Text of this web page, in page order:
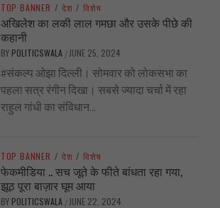
TOP BANNER / देश / विशेष
अखिलेश का लकी लाल गमछा और उसके पीछे की
कहानी
BY POLITICSWALA / JUNE 25, 2024
#संकल्प ओझा दिल्ली। सोमवार को लोकसभा का
पहला सत्र रंगीन दिखा। सबसे ज्यादा चर्चा में रहा
राहुल गांधी का संविधान...
TOP BANNER / देश / विशेष
फेकमीडिया .. सच जूते के फीते बांधता रहा गया,
झूठ पूरा बाज़ार घूम आया
BY POLITICSWALA / JUNE 22, 2024